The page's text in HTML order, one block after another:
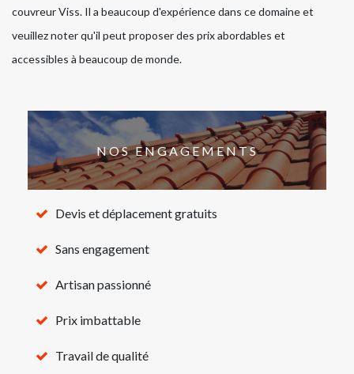
couvreur Viss. Il a beaucoup d'expérience dans ce domaine et
veuillez noter qu'il peut proposer des prix abordables et
accessibles à beaucoup de monde.
NOS ENGAGEMENTS
Devis et déplacement gratuits
Sans engagement
Artisan passionné
Prix imbattable
Travail de qualité